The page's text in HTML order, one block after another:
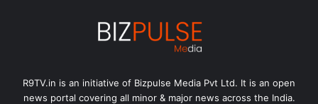
R9TV.in is an initiative of Bizpulse Media Pvt Ltd. It is an open
news portal covering all minor & major news across the India.